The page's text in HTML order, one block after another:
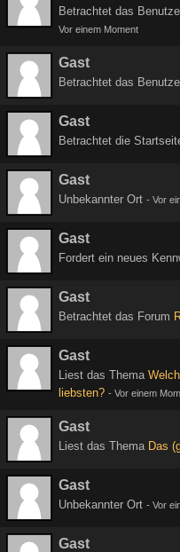
Betrachtet das
Vor einem Moment
Gast
Betrachtet das
Gast
Betrachtet die
Gast
Unbekannter Ort - Vor
Gast
Fordert ein neues
Gast
Betrachtet das Forum
Gast
Liest das Thema
liebsten? - Vor einem
Gast
Liest das Thema Das
Gast
Unbekannter Ort - Vor
Gast